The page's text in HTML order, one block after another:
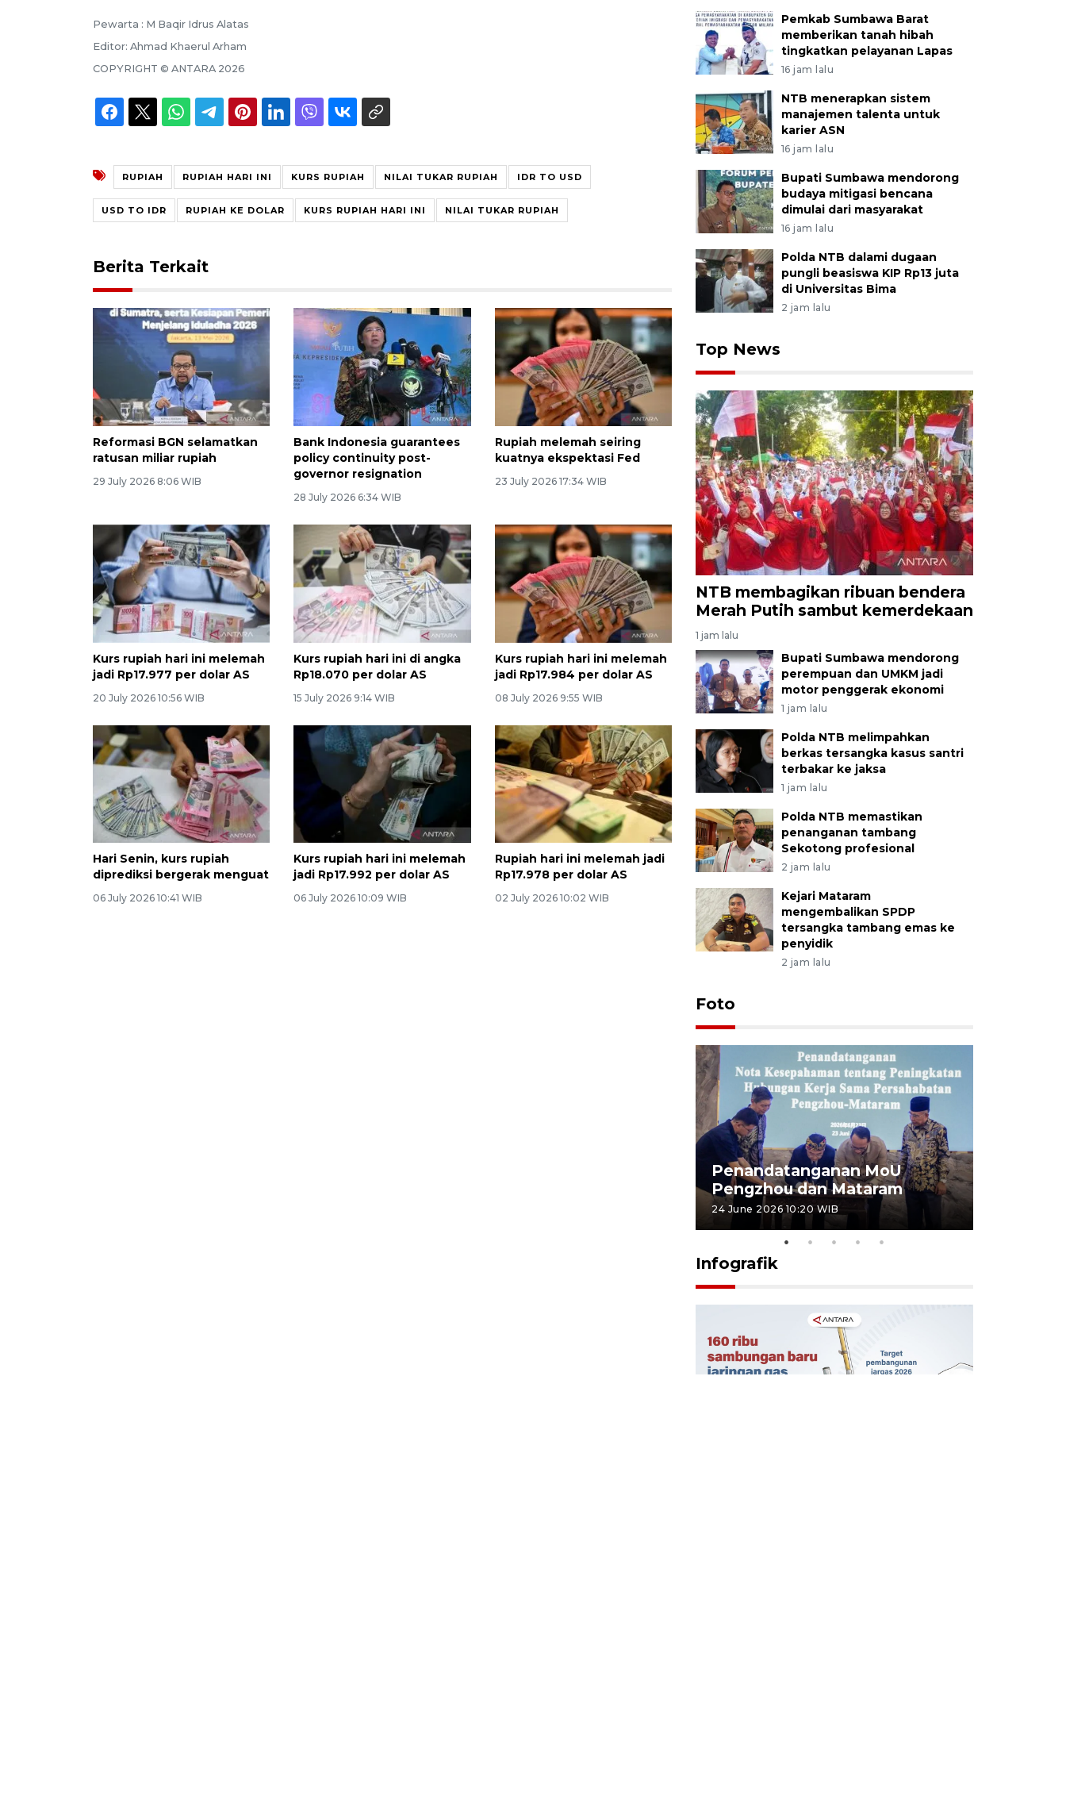
Pewarta : M Baqir Idrus Alatas
Editor: Ahmad Khaerul Arham
COPYRIGHT © ANTARA 2026
RUPIAH RUPIAH HARI INI KURS RUPIAH NILAI TUKAR RUPIAH IDR TO USD
USD TO IDR RUPIAH KE DOLAR KURS RUPIAH HARI INI NILAI TUKAR RUPIAH
Berita Terkait
Reformasi BGN selamatkan
ratusan miliar rupiah
29 July 2026 8:06 WIB
Bank Indonesia guarantees
policy continuity post-
governor resignation
28 July 2026 6:34 WIB
Rupiah melemah seiring
kuatnya ekspektasi Fed
23 July 2026 17:34 WIB
Kurs rupiah hari ini melemah
jadi Rp17.977 per dolar AS
20 July 2026 10:56 WIB
Kurs rupiah hari ini di angka
Rp18.070 per dolar AS
15 July 2026 9:14 WIB
Kurs rupiah hari ini melemah
jadi Rp17.984 per dolar AS
08 July 2026 9:55 WIB
Hari Senin, kurs rupiah
diprediksi bergerak menguat
06 July 2026 10:41 WIB
Kurs rupiah hari ini melemah
jadi Rp17.992 per dolar AS
06 July 2026 10:09 WIB
Rupiah hari ini melemah jadi
Rp17.978 per dolar AS
02 July 2026 10:02 WIB
Pemkab Sumbawa Barat
memberikan tanah hibah
tingkatkan pelayanan Lapas
16 jam lalu
NTB menerapkan sistem
manajemen talenta untuk
karier ASN
16 jam lalu
Bupati Sumbawa mendorong
budaya mitigasi bencana
dimulai dari masyarakat
16 jam lalu
Polda NTB dalami dugaan
pungli beasiswa KIP Rp13 juta
di Universitas Bima
2 jam lalu
Top News
NTB membagikan ribuan bendera
Merah Putih sambut kemerdekaan
1 jam lalu
Bupati Sumbawa mendorong
perempuan dan UMKM jadi
motor penggerak ekonomi
1 jam lalu
Polda NTB melimpahkan
berkas tersangka kasus santri
terbakar ke jaksa
1 jam lalu
Polda NTB memastikan
penanganan tambang
Sekotong profesional
2 jam lalu
Kejari Mataram
mengembalikan SPDP
tersangka tambang emas ke
penyidik
2 jam lalu
Foto
Penandatanganan MoU
Pengzhou dan Mataram
24 June 2026 10:20 WIB
Infografik